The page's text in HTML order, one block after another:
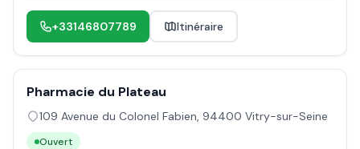
+33146807789 Itinéraire
Pharmacie du Plateau
109 Avenue du Colonel Fabien, 94400 Vitry-sur-Seine
Ouvert